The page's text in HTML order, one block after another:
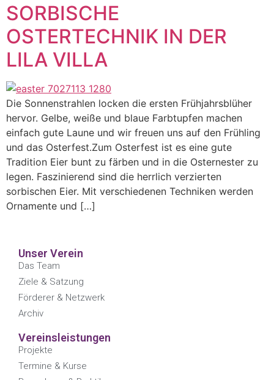
SORBISCHE
OSTERTECHNIK IN DER
LILA VILLA
Die Sonnenstrahlen locken die ersten Frühjahrsblüher
hervor. Gelbe, weiße und blaue Farbtupfen machen
einfach gute Laune und wir freuen uns auf den Frühling
und das Osterfest.Zum Osterfest ist es eine gute
Tradition Eier bunt zu färben und in die Osternester zu
legen. Faszinierend sind die herrlich verzierten
sorbischen Eier. Mit verschiedenen Techniken werden
Ornamente und […]
Unser Verein
Das Team
Ziele & Satzung
Förderer & Netzwerk
Archiv
Vereinsleistungen
Projekte
Termine & Kurse